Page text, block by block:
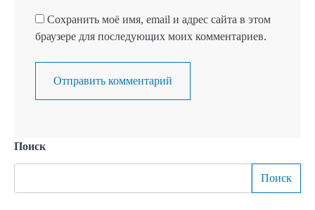
Сохранить моё имя, email и адрес сайта в этом
браузере для последующих моих комментариев.
Поиск
Поиск